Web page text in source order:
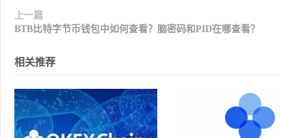
上一篇
BTB比特字节币钱包中如何查看？脑密码和PID在哪查看？
相关推荐